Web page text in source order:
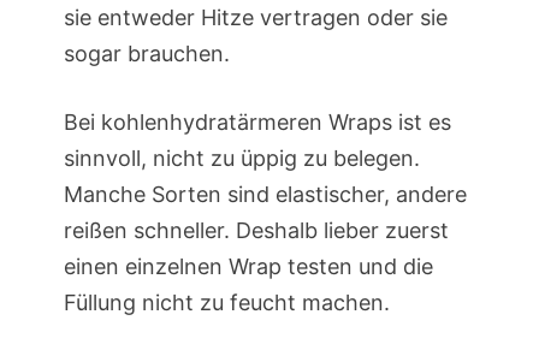
sie entweder Hitze vertragen oder sie
sogar brauchen.
Bei kohlenhydratärmeren Wraps ist es
sinnvoll, nicht zu üppig zu belegen.
Manche Sorten sind elastischer, andere
reißen schneller. Deshalb lieber zuerst
einen einzelnen Wrap testen und die
Füllung nicht zu feucht machen.